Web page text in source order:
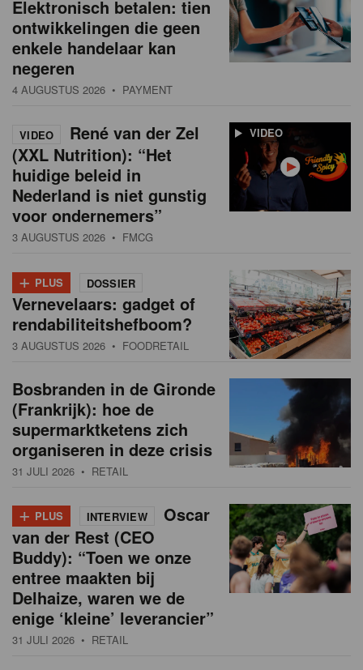
Elektronisch betalen: tien
ontwikkelingen die geen
enkele handelaar kan
negeren
4 AUGUSTUS 2026 • PAYMENT
VIDEO
VIDEO
René van der Zel
(XXL Nutrition): “Het
huidige beleid in
Nederland is niet gunstig
voor ondernemers”
3 AUGUSTUS 2026 • FMCG
+ PLUS DOSSIER
Vernevelaars: gadget of
rendabiliteitshefboom?
3 AUGUSTUS 2026 • FOODRETAIL
Bosbranden in de Gironde
(Frankrijk): hoe de
supermarktketens zich
organiseren in deze crisis
31 JULI 2026 • RETAIL
+ PLUS INTERVIEW
Oscar
van der Rest (CEO
Buddy): “Toen we onze
entree maakten bij
Delhaize, waren we de
enige ‘kleine’ leverancier”
31 JULI 2026 • RETAIL